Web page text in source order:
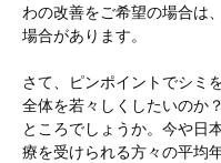
わの改善をご希望の場合は
場合があります。
さて、ピンポイントでシミ
全体を若々しくしたいのか
ところでしょうか。今や日
療を受けられる方々の平均